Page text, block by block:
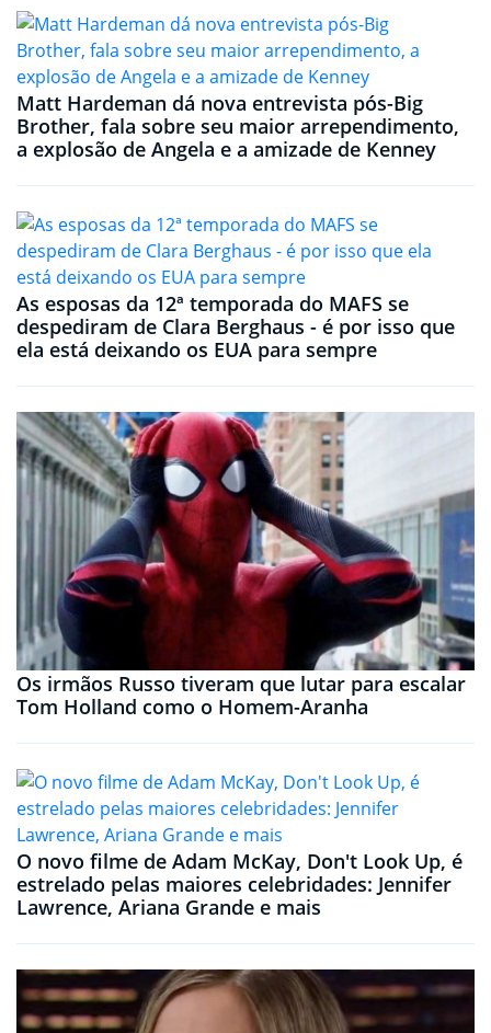
Matt Hardeman dá nova entrevista pós-Big
Brother, fala sobre seu maior arrependimento,
a explosão de Angela e a amizade de Kenney
As esposas da 12ª temporada do MAFS se
despediram de Clara Berghaus - é por isso que
ela está deixando os EUA para sempre
Os irmãos Russo tiveram que lutar para escalar
Tom Holland como o Homem-Aranha
O novo filme de Adam McKay, Don't Look Up, é
estrelado pelas maiores celebridades: Jennifer
Lawrence, Ariana Grande e mais